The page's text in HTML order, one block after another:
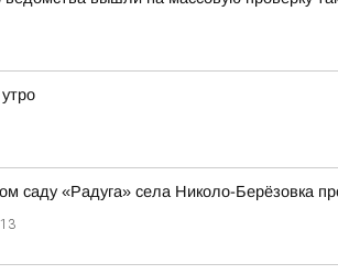
саду «Радуга» села Николо-Берёзовка